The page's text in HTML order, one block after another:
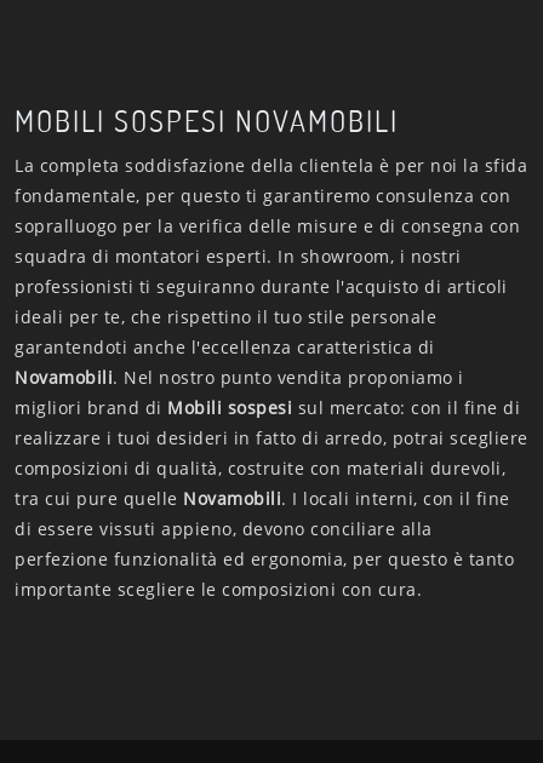
MOBILI SOSPESI NOVAMOBILI
La completa soddisfazione della clientela è per noi la sfida
fondamentale, per questo ti garantiremo consulenza con
sopralluogo per la verifica delle misure e di consegna con
squadra di montatori esperti. In showroom, i nostri
professionisti ti seguiranno durante l'acquisto di articoli
ideali per te, che rispettino il tuo stile personale
garantendoti anche l'eccellenza caratteristica di
Novamobili. Nel nostro punto vendita proponiamo i
migliori brand di Mobili sospesi sul mercato: con il fine di
realizzare i tuoi desideri in fatto di arredo, potrai scegliere
composizioni di qualità, costruite con materiali durevoli,
tra cui pure quelle Novamobili. I locali interni, con il fine
di essere vissuti appieno, devono conciliare alla
perfezione funzionalità ed ergonomia, per questo è tanto
importante scegliere le composizioni con cura.